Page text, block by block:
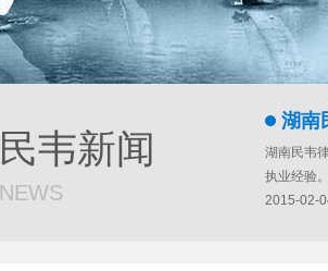
民韦新闻
NEWS
湖南
如果您有
直接咨询
湖南
湖南民韦
执业经验
2015-02-